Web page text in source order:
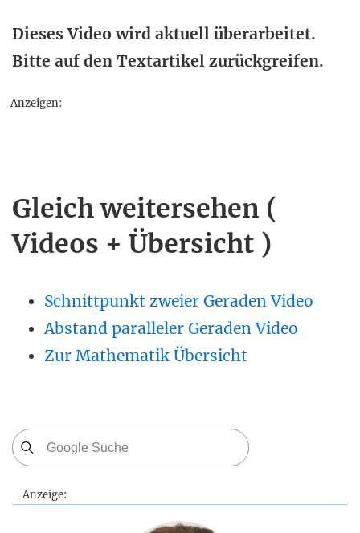
Dieses Video wird aktuell überarbeitet.
Bitte auf den Textartikel zurückgreifen.
Anzeigen:
Gleich weitersehen (
Videos + Übersicht )
Schnittpunkt zweier Geraden Video
Abstand paralleler Geraden Video
Zur Mathematik Übersicht
Anzeige: